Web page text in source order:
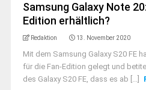
Samsung Galaxy Note
Edition erhältlich?
Redaktion 13. November 2020
Mit dem Samsung Galaxy S20 FE
für die Fan-Edition gelegt und
des Galaxy S20 FE, dass es ab [...]